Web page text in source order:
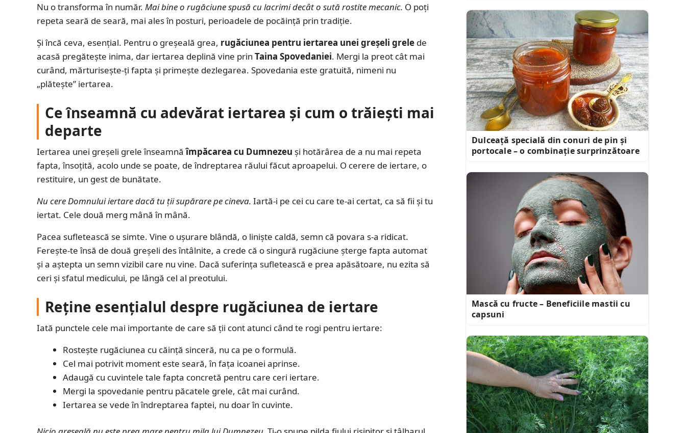
Nu o transforma în număr. Mai bine o rugăciune spusă cu lacrimi decât o sută rostite mecanic. O poți
repeta seară de seară, mai ales în posturi, perioadele de pocăință prin tradiție.
Și încă ceva, esențial. Pentru o greșeală grea, rugăciunea pentru iertarea unei greșeli grele de
acasă pregătește inima, dar iertarea deplină vine prin Taina Spovedaniei. Mergi la preot cât mai
curând, mărturisește-ți fapta și primește dezlegarea. Spovedania este gratuită, nimeni nu
„plătește” iertarea.
Ce înseamnă cu adevărat iertarea și cum o trăiești mai
departe
Iertarea unei greșeli grele înseamnăîmpăcarea cu Dumnezeu și hotărârea de a nu mai repeta
fapta, însoțită, acolo unde se poate, de îndreptarea răului făcut aproapelui. O cerere de iertare, o
restituire, un gest de bunătate.
Nu cere Domnului iertare dacă tu ții supărare pe cineva. Iartă-i pe cei cu care te-ai certat, ca să fii și tu
iertat. Cele două merg mână în mână.
Pacea sufletească se simte. Vine o ușurare blândă, o liniște caldă, semn că povara s-a ridicat.
Ferește-te însă de două greșeli des întâlnite, a crede că o singură rugăciune șterge fapta automat
și a aștepta un semn vizibil care nu vine. Dacă suferința sufletească e prea apăsătoare, nu ezita să
ceri și sfatul medicului, pe lângă cel al preotului.
Reține esențialul despre rugăciunea de iertare
Iată punctele cele mai importante de care să ții cont atunci când te rogi pentru iertare:
Rostește rugăciunea cu căință sinceră, nu ca pe o formulă.
Cel mai potrivit moment este seară, în fața icoanei aprinse.
Adaugă cu cuvintele tale fapta concretă pentru care ceri iertare.
Mergi la spovedanie pentru păcatele grele, cât mai curând.
Iertarea se vede în îndreptarea faptei, nu doar în cuvinte.
Dulceață specială din conuri de pin și
portocale – o combinație surprinzătoare
Mască cu fructe – Beneficiile mastii cu
capsuni